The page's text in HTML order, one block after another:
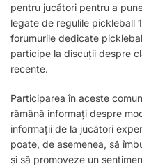
pentru jucători pentru a
legate de regulile pickleball
forumurile dedicate
participe la discuții despre
recente.
Participarea în aceste
rămână informați despre
informații de la jucători
poate, de asemenea, să
și să promoveze un